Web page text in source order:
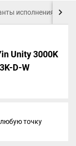
исполнения
Unity 3000K
D-W
точку